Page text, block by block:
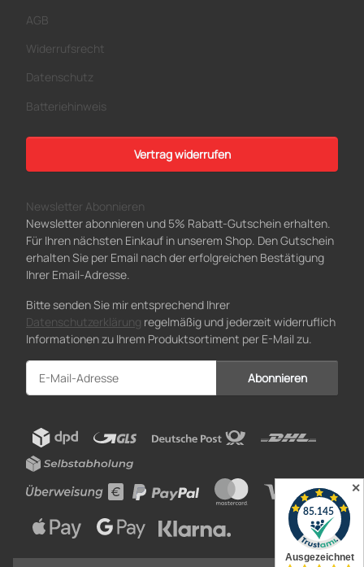
AGB
Widerrufsrecht
Datenschutz
Batteriehinweis
Vertrag widerrufen
Newsletter Abonnieren
Newsletter abonnieren und 5% Rabatt-Gutschein erhalten.
Für Ihren nächsten Einkauf in unserem Shop. Den Gutschein
erhalten Sie per Email nach der erfolgreichen Bestätigung
Ihrer Email-Adresse.
Bitte senden Sie mir entsprechend Ihrer
Datenschutzerklärung regelmäßig und jederzeit widerruflich
Informationen zu Ihrem Produktsortiment per E-Mail zu.
Abonnieren
✕